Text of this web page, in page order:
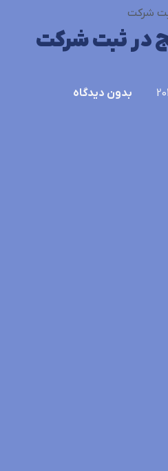
شرکت
در ثبت شرکت
بدون دیدگاه